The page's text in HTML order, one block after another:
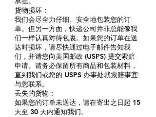
货物损坏：
我们会尽全力仔细、安全地包装您的订
单。但另一方面，快递公司并非总能像我
们一样认真对待包裹。如果您的订单在送
达时损坏，请尽快通过电子邮件告知我
们，并请您向美国邮政 (USPS) 提交索赔
申请。请务必保留所有商品和包装材料，
直到我们或您的 USPS 办事处就索赔事宜
与您联系。
丢失的货物：
如果您的订单未送达，请在寄出之日起 15
天至 30 天内通知我们。